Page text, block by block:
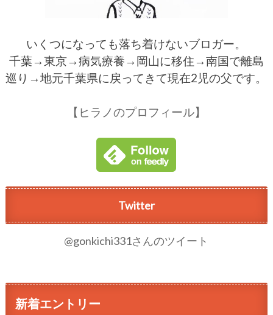
いくつになっても落ち着けないブロガー。
千葉→東京→病気療養→岡山に移住→南国で離島
巡り→地元千葉県に戻ってきて現在2児の父です。
【ヒラノのプロフィール】
Twitter
@gonkichi331さんのツイート
新着エントリー